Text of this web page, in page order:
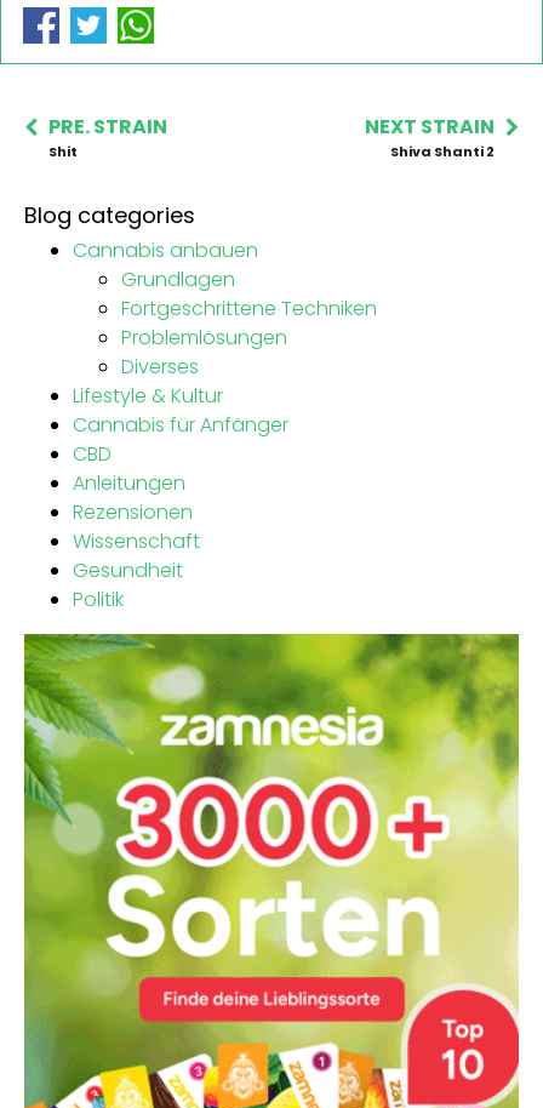
PRE. STRAIN
Shit
NEXT STRAIN
Shiva Shanti 2
Blog categories
Cannabis anbauen
Grundlagen
Fortgeschrittene Techniken
Problemlösungen
Diverses
Lifestyle & Kultur
Cannabis für Anfänger
CBD
Anleitungen
Rezensionen
Wissenschaft
Gesundheit
Politik